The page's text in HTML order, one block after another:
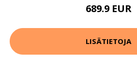
689.9 EUR
LISÄTIETOJA